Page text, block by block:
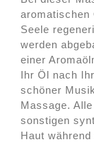
aromatischen
Seele
werden
einer
Ihr Öl nach
schöner
Massage.
sonstigen
Haut